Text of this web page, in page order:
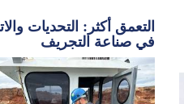
التعمق أكثر: التحديات
في صناعة التجريف